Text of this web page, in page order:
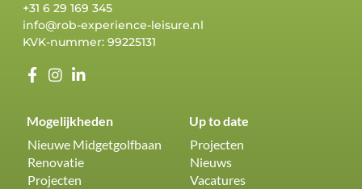
+31 6 29 169 345
info@rob-experience-leisure.nl
KVK-nummer: 99225131
Mogelijkheden
Nieuwe Midgetgolfbaan
Renovatie
Projecten
Up to date
Projecten
Nieuws
Vacatures